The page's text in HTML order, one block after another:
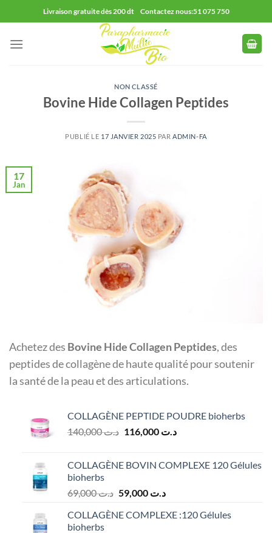
au
contenu
Livraison gratuite dès 200 dt Contactez nous:51 075 750
NON CLASSÉ
Bovine Hide Collagen Peptides
PUBLIÉ LE 17 JANVIER 2025 PAR ADMIN-FA
17
Jan
Achetez des Bovine Hide Collagen Peptides, des
peptides de collagène de haute qualité pour soutenir
la santé de la peau et des articulations.
COLLAGÈNE PEPTIDE POUDRE bioherbs
د.ت140,000
Le
était :
د.ت 116,000
Le
est :
COLLAGÈNE BOVIN COMPLEXE 120 Gélules
bioherbs
د.ت69,000
Le
initial
د.ت 59,000
Le
actuel
COLLAGÈNE COMPLEXE :120 Gélules
bioherbs